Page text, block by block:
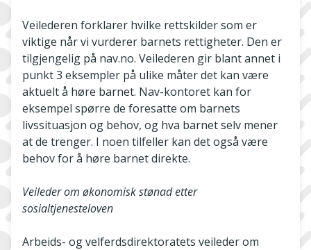
Veilederen forklarer hvilke rettskilder som er
viktige når vi vurderer barnets rettigheter. Den er
tilgjengelig på nav.no. Veilederen gir blant annet i
punkt 3 eksempler på ulike måter det kan være
aktuelt å høre barnet. Nav-kontoret kan for
eksempel spørre de foresatte om barnets
livssituasjon og behov, og hva barnet selv mener
at de trenger. I noen tilfeller kan det også være
behov for å høre barnet direkte.
Veileder om økonomisk stønad etter
sosialtjenesteloven
Arbeids- og velferdsdirektoratets veileder om